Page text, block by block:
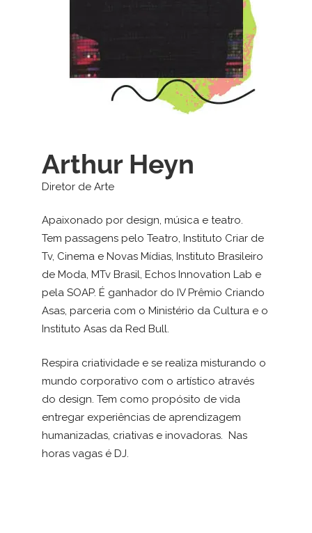
Arthur Heyn
Diretor de Arte
Apaixonado por design, música e teatro.
Tem passagens pelo Teatro, Instituto Criar de
Tv, Cinema e Novas Mídias, Instituto Brasileiro
de Moda, MTv Brasil, Echos Innovation Lab e
pela SOAP. É ganhador do IV Prêmio Criando
Asas, parceria com o Ministério da Cultura e o
Instituto Asas da Red Bull.
Respira criatividade e se realiza misturando o
mundo corporativo com o artístico através
do design. Tem como propósito de vida
entregar experiências de aprendizagem
humanizadas, criativas e inovadoras. Nas
horas vagas é DJ.